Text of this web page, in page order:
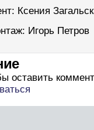
Ксения
Игорь Петров
оставить